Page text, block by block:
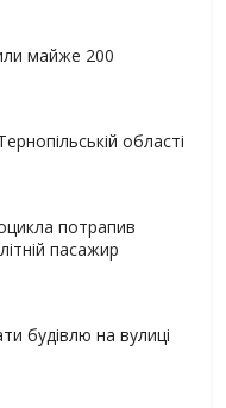
майже 200
області
потрапив
пасажир
будівлю на вулиці